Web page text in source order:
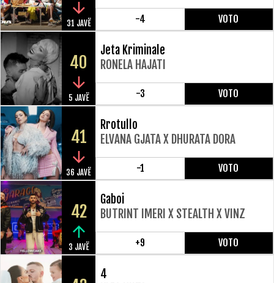
31 JAVË -4 VOTO
40
5 JAVË
Jeta Kriminale
RONELA HAJATI
-3 VOTO
41
36 JAVË
Rrotullo
ELVANA GJATA X DHURATA DORA
-1 VOTO
42
3 JAVË
Gaboi
BUTRINT IMERI X STEALTH X VINZ
+9 VOTO
4